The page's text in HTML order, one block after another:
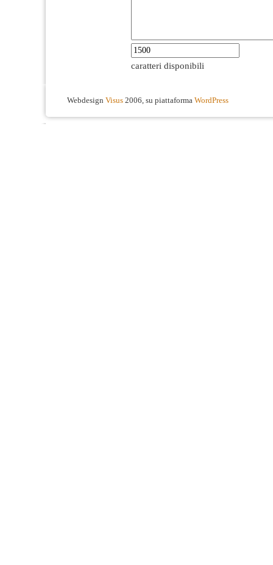
caratteri disponibili
Webdesign Visus 2006, su piattaforma WordPress